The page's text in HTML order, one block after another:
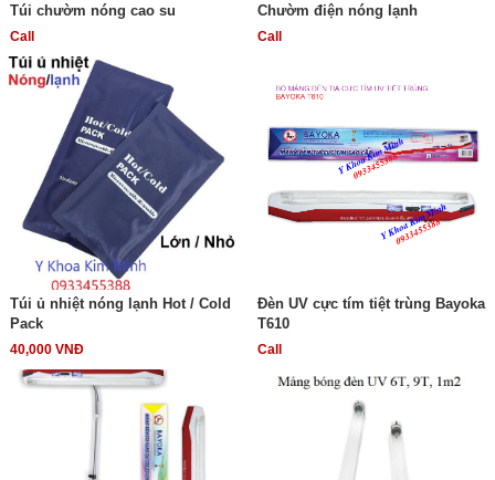
Túi chườm nóng cao su
Call
Chườm điện nóng lạnh
Call
Túi ủ nhiệt nóng lạnh Hot / Cold
Pack
40,000 VNĐ
Đèn UV cực tím tiệt trùng Bayoka
T610
Call